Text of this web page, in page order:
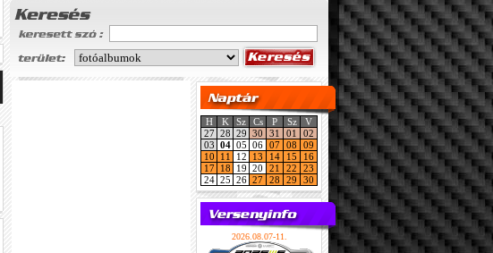
H K Sz Cs P Sz
V
27 28 29 30 31 01
02
03 04 05 06 07 08
09
10
11 12 13 14 15
16
17
18 19 20 21 22
23
24 25 26 27 28 29 30
2026.08.07-11.